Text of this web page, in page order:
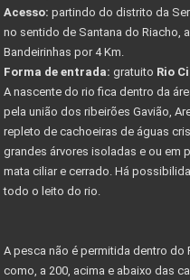
Acesso: partindo do distrito da
no sentido de Santana do Riacho,
Bandeirinhas por 4 Km.
Forma de entrada: gratuito Rio
A nascente do rio fica dentro da
pela união dos ribeirões Gavião,
repleto de cachoeiras de águas
grandes árvores isoladas e ou em
mata ciliar e cerrado. Há
todo o leito do rio.
A pesca não é permitida dentro do
como, a 200, acima e abaixo das